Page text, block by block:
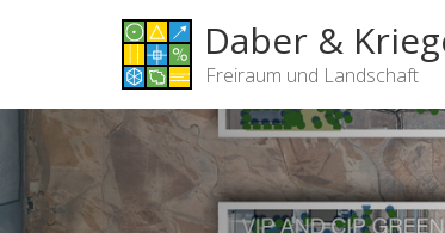
Daber &
Freiraum und Landschaft